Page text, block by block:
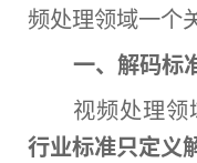
频处理领域一个
一、解码标
视频处理领
行业标准只定义